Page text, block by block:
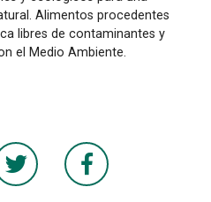
Alimentos procedentes
libres de contaminantes y
el Medio Ambiente.